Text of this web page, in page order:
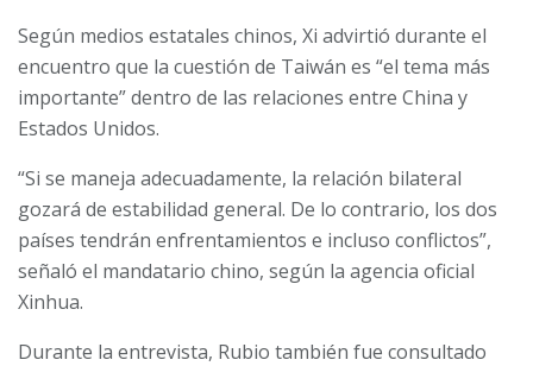
Según medios estatales chinos, Xi advirtió durante el
encuentro que la cuestión de Taiwán es “el tema más
importante” dentro de las relaciones entre China y
Estados Unidos.
“Si se maneja adecuadamente, la relación bilateral
gozará de estabilidad general. De lo contrario, los dos
países tendrán enfrentamientos e incluso conflictos”,
señaló el mandatario chino, según la agencia oficial
Xinhua.
Durante la entrevista, Rubio también fue consultado